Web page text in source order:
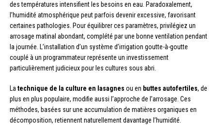
des températures intensifient les besoins en eau. Paradoxalement,
l’humidité atmosphérique peut parfois devenir excessive, favorisant
certaines pathologies. Pour équilibrer ces paramètres, privilégiez un
arrosage matinal abondant, complété par une bonne ventilation pendant
la journée. L’installation d’un système d’irrigation goutte-à-goutte
couplé à un programmateur représente un investissement
particulièrement judicieux pour les cultures sous abri.
Latechnique de la culture en lasagnes ou en buttes autofertiles, de
plus en plus populaire, modifie aussi l’approche de l’arrosage. Ces
méthodes, basées sur une accumulation de matières organiques en
décomposition, retiennent naturellement davantage l’humidité.